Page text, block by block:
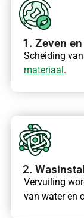
1. Zeven
Scheiding
materiaal.
2.
Vervuiling
van water en